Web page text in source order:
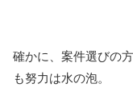
確かに、案件選びの
も努力は水の泡。